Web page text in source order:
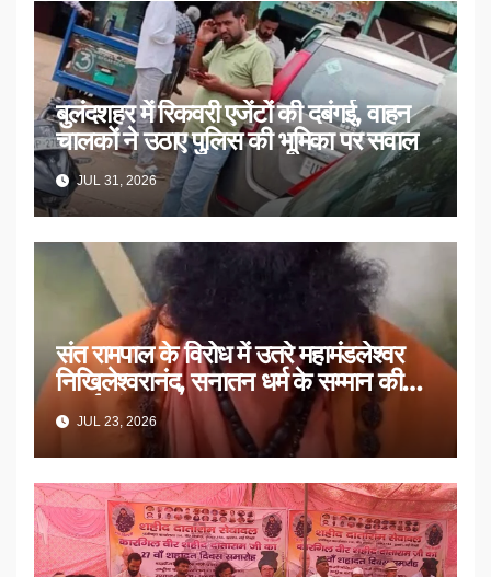
बुलंदशहर में रिकवरी एजेंटों की दबंगई, वाहन
चालकों ने उठाए पुलिस की भूमिका पर सवाल
JUL 31, 2026
संत रामपाल के विरोध में उतरे महामंडलेश्वर
निखिलेश्वरानंद, सनातन धर्म के सम्मान की
उठाई मांग
JUL 23, 2026